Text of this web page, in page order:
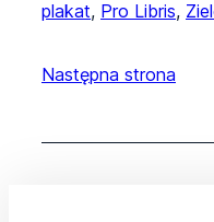
plakat, Pro Libris,
Następna strona